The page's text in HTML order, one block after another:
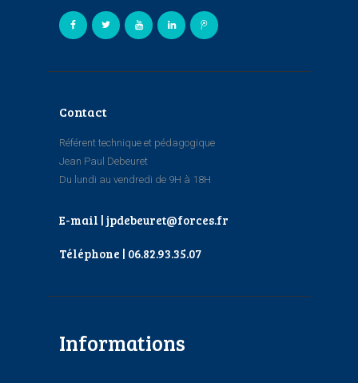
Contact
Référent technique et pédagogique
Jean Paul Debeuret
Du lundi au vendredi de 9H à 18H
E-mail | jpdebeuret@forces.fr
Téléphone | 06.82.93.35.07
Informations